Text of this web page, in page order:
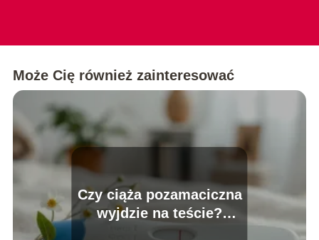
Może Cię również zainteresować
Czy ciąża pozamaciczna
wyjdzie na teście?
Odpowiadamy na pytania